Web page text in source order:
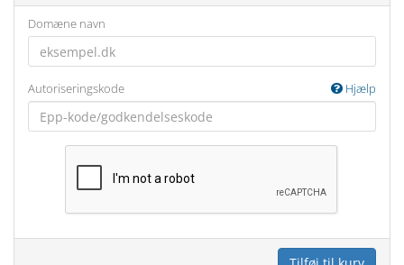
Domæne navn
Autoriseringskode Hjælp